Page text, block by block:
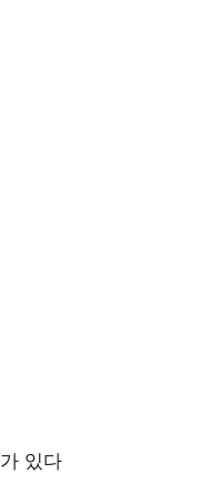
있다